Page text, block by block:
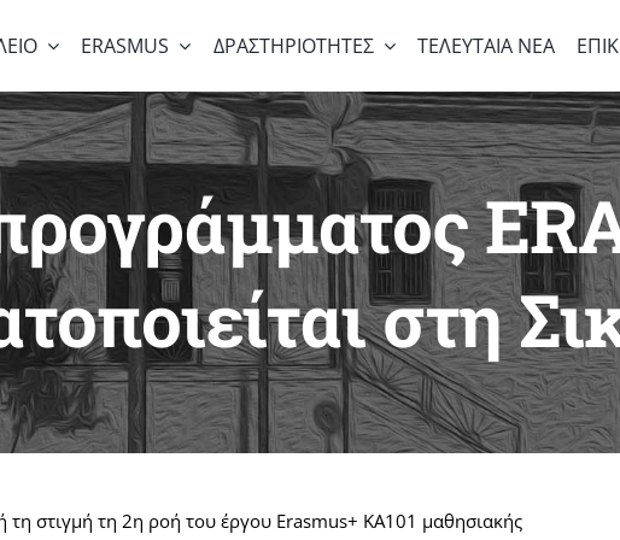
ΓΥΜΝΑΣΙΟ
ΛΥΚΕΙΟ
Χαιρετισμός Διευθυντή
ΦΕΚ Ίδρυσης
Ιστορία
Οι
ERASMUS
ΑΝΑΚΟΙΝΩΣΕΙΣ EN
ΔΡΑΣΤΗΡΙΟΤΗΤΕΣ
ΓΙΟΡΤΕΣ
ΤΕΛΕΥΤΑΙΑ ΝΕΑ
στη
τη στιγμή τη 2η ροή του έργου Erasmus+ KA101 μαθησιακής